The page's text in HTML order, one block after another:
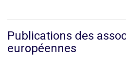
Publications des
européennes